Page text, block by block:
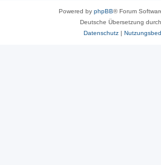
Powered by phpBB® Forum
Deutsche Übersetzung durch
Datenschutz|